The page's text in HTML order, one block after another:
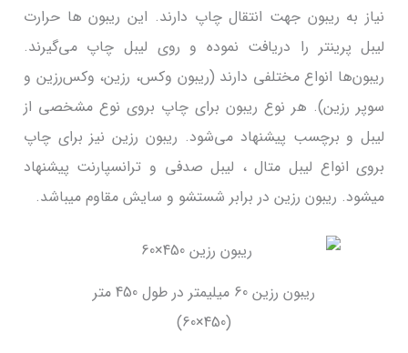
نیاز به ریبون جهت انتقال چاپ دارند. این ریبون ها حرارت
لیبل پرینتر را دریافت نموده و روی لیبل چاپ می‌گیرند.
ریبون‌ها انواع مختلفی دارند (ریبون وکس، رزین، وکس‌رزین و
سوپر رزین). هر نوع ریبون برای چاپ بروی نوع مشخصی از
لیبل و برچسب پیشنهاد می‌شود. ریبون رزین نیز برای چاپ
بروی انواع لیبل متال ، لیبل صدفی و ترانسپارنت پیشنهاد
میشود. ریبون رزین در برابر شستشو و سایش مقاوم میباشد.
ریبون رزین 60 میلیمتر در طول 450 متر
(450×60)